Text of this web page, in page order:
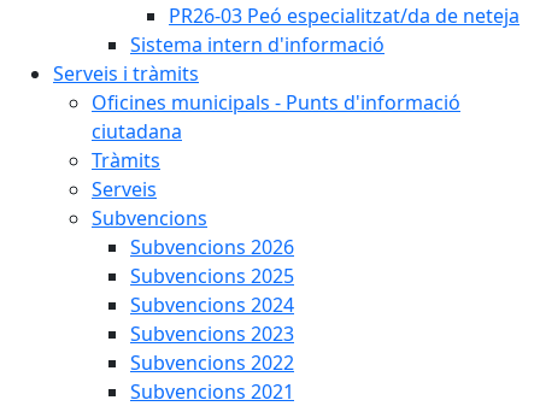
PR26-03 Peó especialitzat/da de neteja
Sistema intern d'informació
Serveis i tràmits
Oficines municipals - Punts d'informació
ciutadana
Tràmits
Serveis
Subvencions
Subvencions 2026
Subvencions 2025
Subvencions 2024
Subvencions 2023
Subvencions 2022
Subvencions 2021